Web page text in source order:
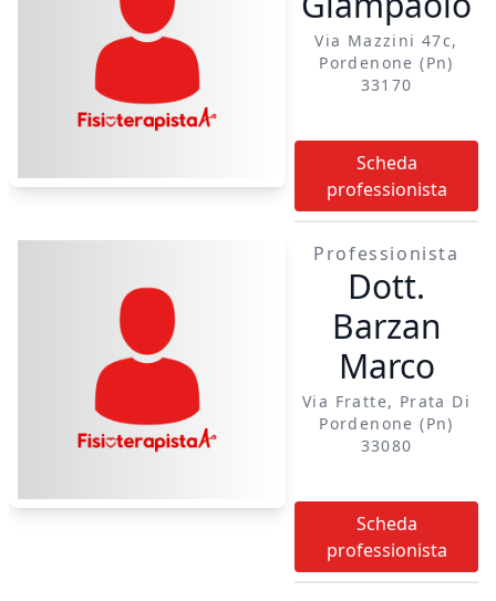
dei vari organi
linfodrenaggio:
massaggio linfatico
microcircolazione e la
respirazione cutanea
Via Mazzini 47c,
Pordenone (pn)
33170
Scheda
professionista
Professionista
Dott.
Barzan
Marco
Via Fratte, Prata Di
Pordenone (pn)
33080
Scheda
professionista